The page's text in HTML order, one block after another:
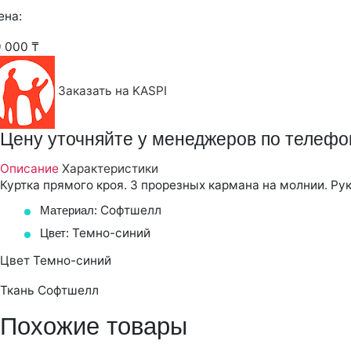
000 ₸
Заказать на KASPI
уточняйте у менеджеров по
Описание Характеристики
Куртка прямого кроя. 3 прорезных кармана на молнии.
Материал: Софтшелл
Цвет: Темно-синий
Цвет Темно-синий
Ткань Софтшелл
Похожие товары